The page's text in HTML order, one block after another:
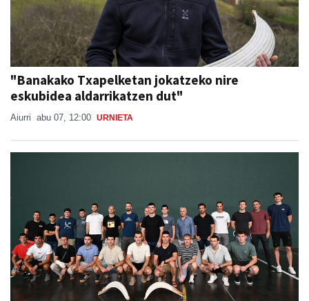
"Banakako Txapelketan jokatzeko nire
eskubidea aldarrikatzen dut"
Aiurri abu 07, 12:00 URNIETA